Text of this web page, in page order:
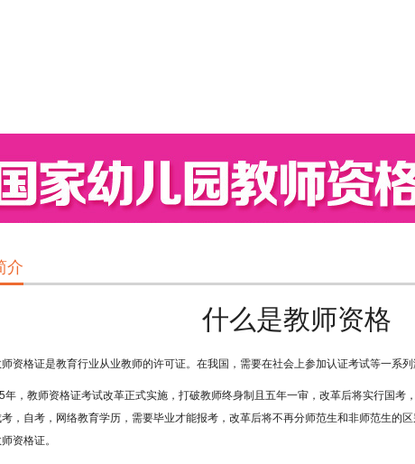
介
什么是教师资格
格证是教育行业从业教师的许可证。在我国，需要在社会上参加认证考试等一系列
教师资格证考试改革正式实施，打破教师终身制且五年一审，改革后将实行国考
，自考，网络教育学历，需要毕业才能报考，改革后将不再分师范生和非师范生的
资格证。